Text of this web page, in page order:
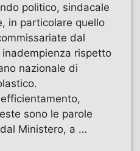
politico, sindacale
in particolare quello
dal
rispetto
nazionale di
sono le parole
Ministero, a …